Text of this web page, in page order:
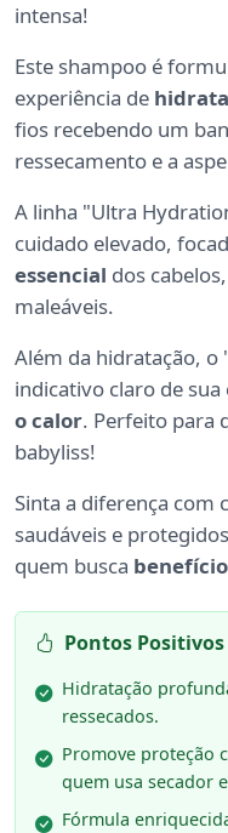
intensa!
Este shampoo é
experiência de
fios recebendo um
ressecamento e a
A linha "Ultra
cuidado elevado,
essencial dos
maleáveis.
Além da hidratação, o
indicativo claro de sua
o calor. Perfeito para
babyliss!
Sinta a diferença com
saudáveis e
quem busca
Pontos Positivos
Hidratação
ressecados.
Promove proteção
quem usa secador
Fórmula